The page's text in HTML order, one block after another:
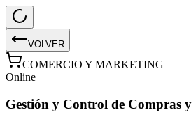
VOLVER
COMERCIO Y MARKETING
Online
Gestión y Control de Compras y